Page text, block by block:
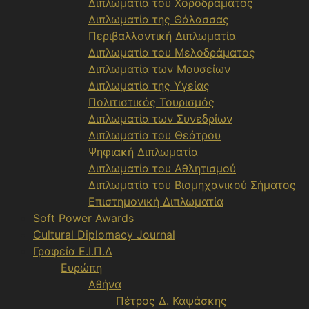
Διπλωματία του Χοροδράματος
Διπλωματία της Θάλασσας
Περιβαλλοντική Διπλωματία
Διπλωματία του Μελοδράματος
Διπλωματία των Μουσείων
Διπλωματία της Υγείας
Πολιτιστικός Τουρισμός
Διπλωματία των Συνεδρίων
Διπλωματία του Θεάτρου
Ψηφιακή Διπλωματία
Διπλωματία του Αθλητισμού
Διπλωματία του Βιομηχανικού Σήματος
Επιστημονική Διπλωματία
Soft Power Awards
Cultural Diplomacy Journal
Γραφεία Ε.Ι.Π.Δ
Ευρώπη
Αθήνα
Πέτρος Δ. Καψάσκης